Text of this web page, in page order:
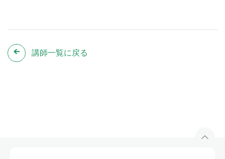
講師一覧に戻る